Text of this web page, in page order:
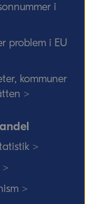
i
problem i EU
kommuner
>
>
>
>